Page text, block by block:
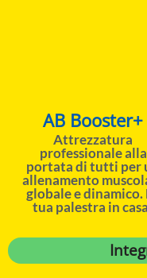
AB Booster+
Attrezzatura
professionale alla
portata di tutti per
allenamento
globale e dinamico.
tua palestra in